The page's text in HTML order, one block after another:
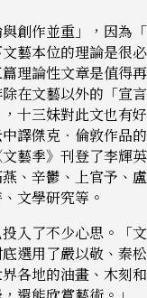
創作並重」，因為
藝本位的理論是很
理論性文章是值得
在文藝以外的「宣
十三妹對此文也有
譯傑克‧倫敦作品
藝季》刊登了李輝
、辛鬱、上官予、
文學研究等。
入了不少心思。「
選用了嚴以敬、秦
各地的油畫、木刻